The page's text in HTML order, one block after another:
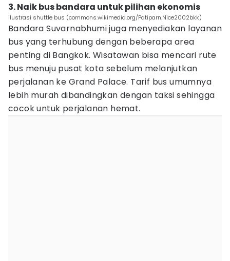
3. Naik bus bandara untuk pilihan ekonomis
ilustrasi shuttle bus (commons.wikimedia.org/Patiparn.Nice2002bkk)
Bandara Suvarnabhumi juga menyediakan layanan
bus yang terhubung dengan beberapa area
penting di Bangkok. Wisatawan bisa mencari rute
bus menuju pusat kota sebelum melanjutkan
perjalanan ke Grand Palace. Tarif bus umumnya
lebih murah dibandingkan dengan taksi sehingga
cocok untuk perjalanan hemat.